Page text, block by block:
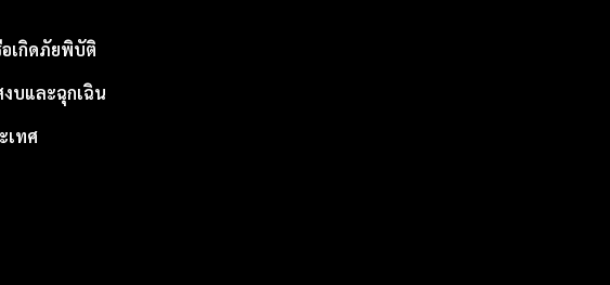
เกิดภัยพิบัติ
บและฉุกเฉิน
เทศ